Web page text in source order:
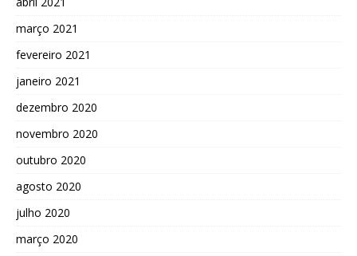
março 2021
fevereiro 2021
janeiro 2021
dezembro 2020
novembro 2020
outubro 2020
agosto 2020
julho 2020
março 2020